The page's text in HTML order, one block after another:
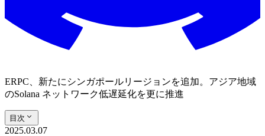
ERPC、新たにシンガポールリージョンを追加。アジア地域
のSolana ネットワーク低遅延化を更に推進
目次
2025.03.07